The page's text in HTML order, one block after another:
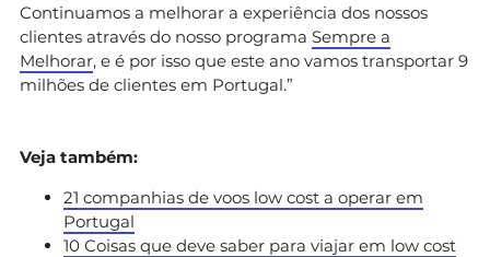
Continuamos a melhorar a experiência dos nossos
clientes através do nosso programa Sempre a
Melhorar, e é por isso que este ano vamos transportar 9
milhões de clientes em Portugal.”
Veja também:
21 companhias de voos low cost a operar em
Portugal
10 Coisas que deve saber para viajar em low cost